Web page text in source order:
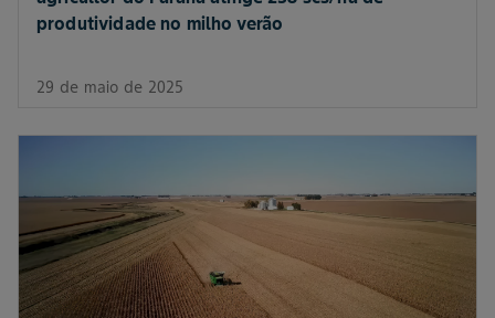
produtividade no milho verão
29 de maio de 2025